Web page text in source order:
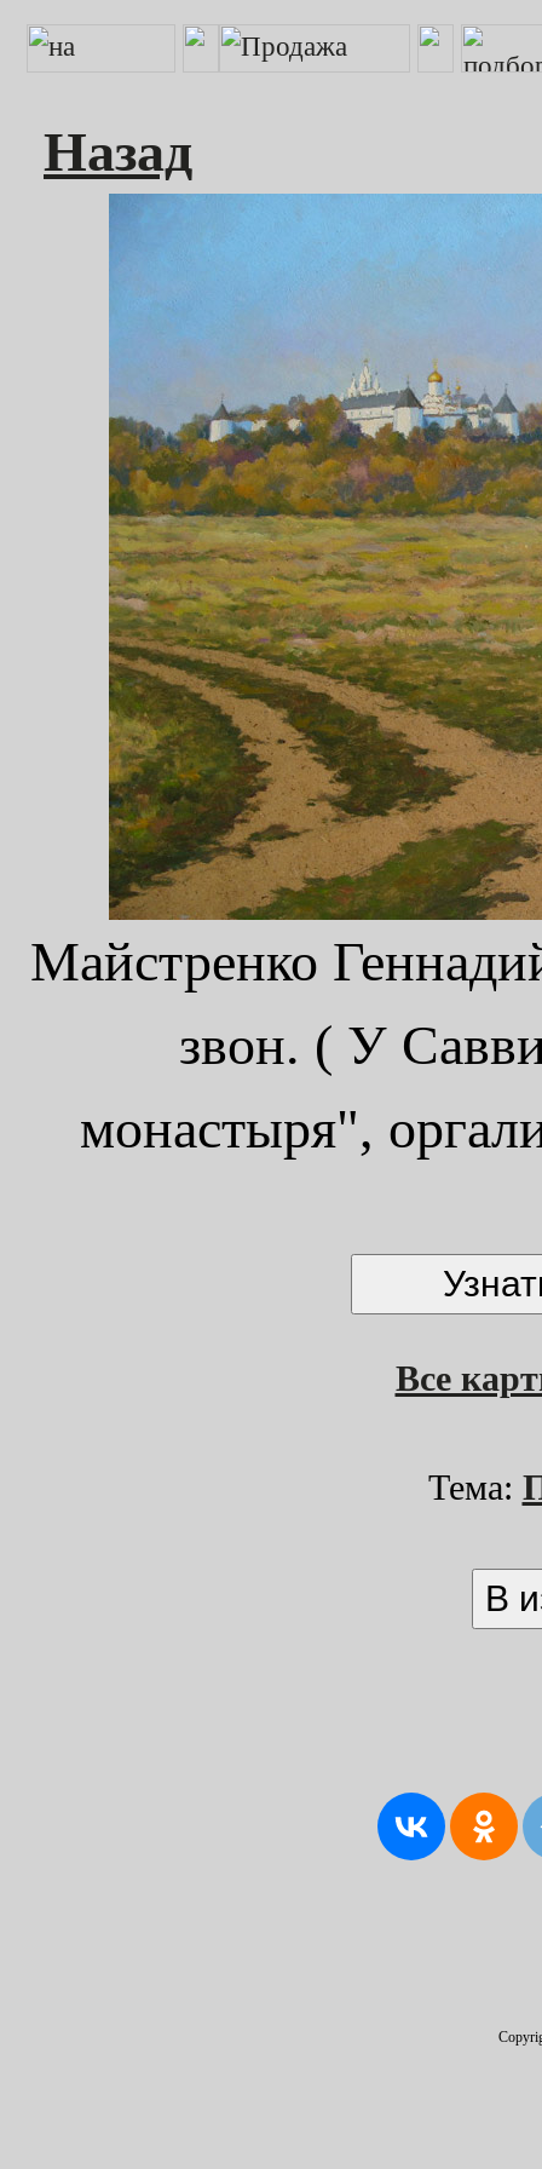
Назад
Майстренко
звон. ( У
монастыря",
Все
Тема: